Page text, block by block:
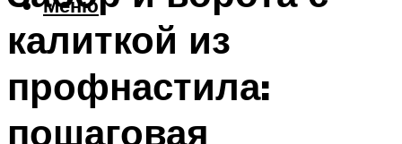
Меню
калиткой из
профнастила:
пошаговая